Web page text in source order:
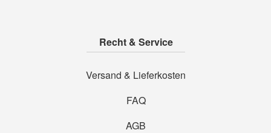
Recht & Service
Versand & Lieferkosten
FAQ
AGB